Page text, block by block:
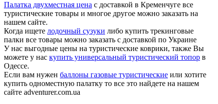
Палатка двухместная цена с доставкой в Кременчуге все
туристические товары и многое другое можно заказать на
нашем сайте.
Когда ищете лодочный сузуки либо купить трекинговые
палки все товары можно заказать с доставкой по Украине
У нас выгодные цены на туристические коврики, также Вы
можете у нас купить универсальный туристический топор в
Одессе.
Если вам нужен баллоны газовые туристические или хотите
купить одноместную палатку то все это найдете на нашем
сайте adventurer.com.ua